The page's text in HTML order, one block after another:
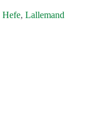
Hefe, Lallemand